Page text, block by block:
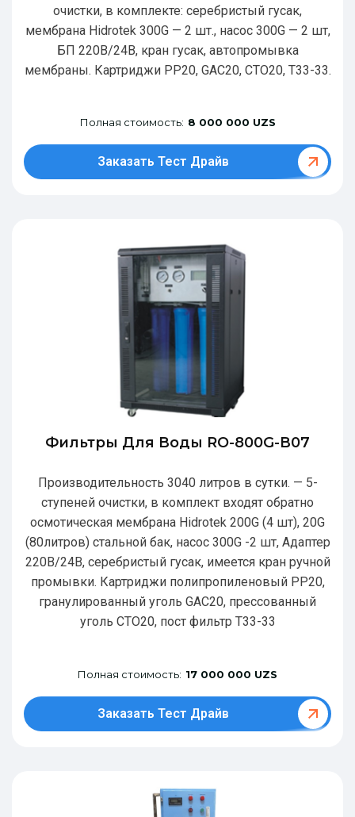
очистки, в комплекте: серебристый гусак,
мембрана Hidrotek 300G — 2 шт., насос 300G — 2 шт,
БП 220В/24В, кран гусак, автопромывка
мембраны. Картриджи РР20, GAC20, CTO20, T33-33.
Полная стоимость: 8 000 000 UZS
Заказать Тест Драйв
Фильтры Для Воды RO-800G-В07
Производительность 3040 литров в сутки. — 5-
ступеней очистки, в комплект входят обратно
осмотическая мембрана Hidrotek 200G (4 шт), 20G
(80литров) стальной бак, насос 300G -2 шт, Адаптер
220В/24В, серебристый гусак, имеется кран ручной
промывки. Картриджи полипропиленовый РР20,
гранулированный уголь GAC20, прессованный
уголь CTO20, пост фильтр T33-33
Полная стоимость: 17 000 000 UZS
Заказать Тест Драйв